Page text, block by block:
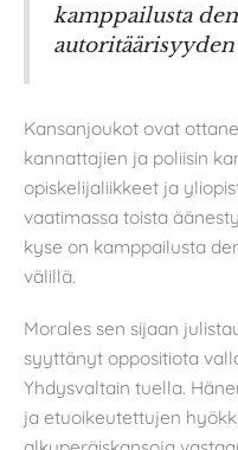
kamppailusta
Kansanjoukot ovat
kannattajien ja poliisin
opiskelijaliikkeet ja
vaatimassa toista
kyse on kamppailusta
välillä.
Morales sen sijaan
syyttänyt oppositiota
Yhdysvaltain tuella.
ja etuoikeutettujen